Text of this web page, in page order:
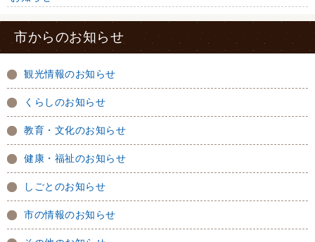
市からのお知らせ
観光情報のお知らせ
くらしのお知らせ
教育・文化のお知らせ
健康・福祉のお知らせ
しごとのお知らせ
市の情報のお知らせ